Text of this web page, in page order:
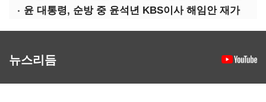
윤 대통령, 순방 중 윤석년 KBS이사 해임안 재가
뉴스리듬